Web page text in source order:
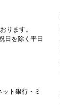
ります。
日を除く平日
ト銀行・ミ